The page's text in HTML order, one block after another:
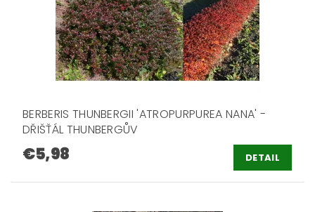
BERBERIS THUNBERGII 'ATROPURPUREA NANA' -
DŘIŠŤÁL THUNBERGŮV
€5,98 DETAIL